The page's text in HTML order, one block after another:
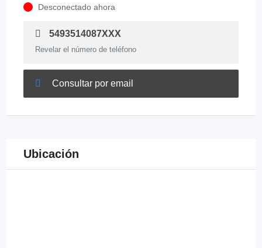
Desconectado ahora
5493514087XXX
Revelar el número de teléfono
Consultar por email
Ubicación